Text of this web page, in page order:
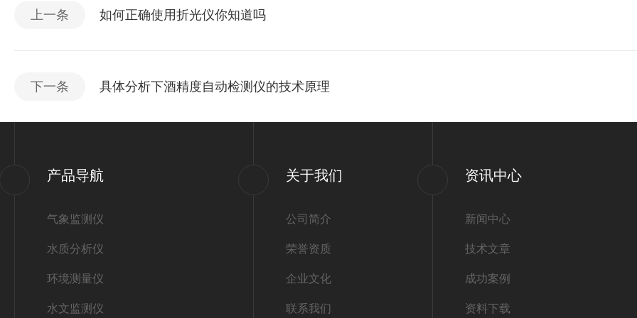
上一条 如何正确使用折光仪你知道吗
下一条 具体分析下酒精度自动检测仪的技术原理
产品导航
气象监测仪
水质分析仪
环境测量仪
水文监测仪
关于我们
公司简介
荣誉资质
企业文化
联系我们
资讯中心
新闻中心
技术文章
成功案例
资料下载